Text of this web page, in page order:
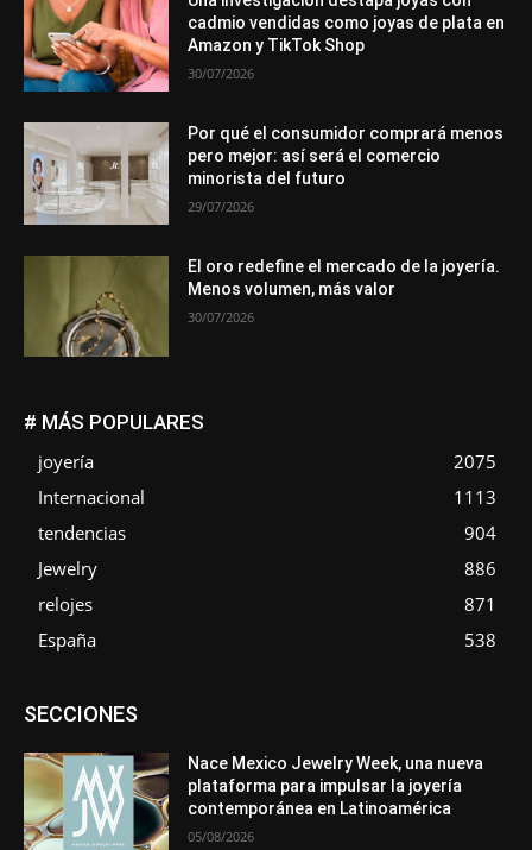
cadmio vendidas como joyas de plata en
Amazon y TikTok Shop
30/07/2026
Por qué el consumidor comprará menos
pero mejor: así será el comercio
minorista del futuro
29/07/2026
El oro redefine el mercado de la joyería.
Menos volumen, más valor
30/07/2026
# MÁS POPULARES
joyería
2075
Internacional
1113
tendencias
904
Jewelry
886
relojes
871
España
538
SECCIONESAsociaciones
Entrevistas
Mundo Técnico
Novedades Opiniones
Perspectiva
Premios
Secciones Sin categoría
Sucesos
Más
Nace Mexico Jewelry Week, una nueva
plataforma para impulsar la joyería
contemporánea en Latinoamérica
05/08/2026